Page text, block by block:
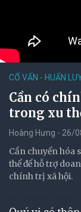
CỐ VẤN - HUẤN
Cần có
trong xu
Hoàng Hưng - 26/
Cần chuyển hóa
thể để hỗ trợ
chính trị xã hội.